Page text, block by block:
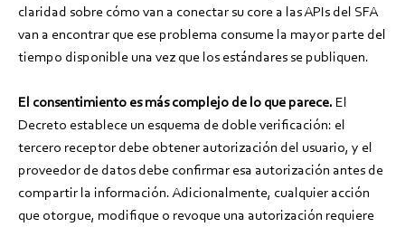
claridad sobre cómo van a conectar su core a las APIs del SFA
van a encontrar que ese problema consume la mayor parte del
tiempo disponible una vez que los estándares se publiquen.
El consentimiento es más complejo de lo que parece. El
Decreto establece un esquema de doble verificación: el
tercero receptor debe obtener autorización del usuario, y el
proveedor de datos debe confirmar esa autorización antes de
compartir la información. Adicionalmente, cualquier acción
que otorgue, modifique o revoque una autorización requiere